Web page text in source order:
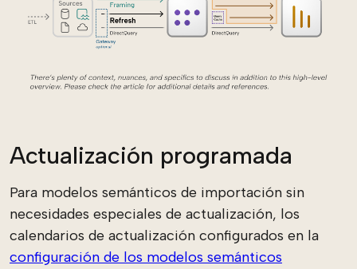
Actualización programada
Para modelos semánticos de importación sin
necesidades especiales de actualización, los
calendarios de actualización configurados en la
configuración de los modelos semánticos